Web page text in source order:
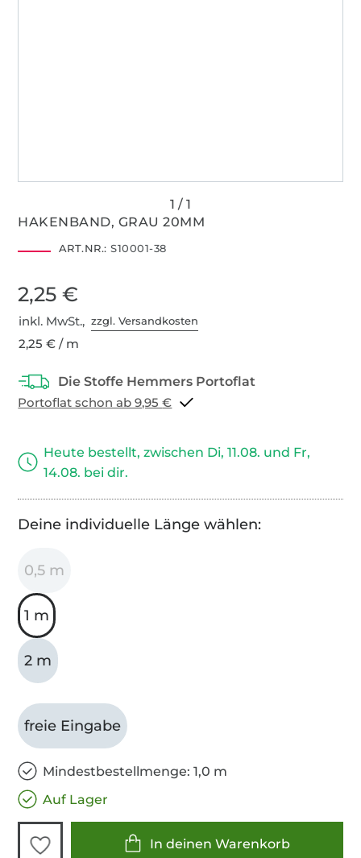
HAKENBAND, GRAU 20MM
ART.NR.: S10001-38
2,25 €
inkl. MwSt.,zzgl. Versandkosten
2,25 € / m
Portoflat schon ab 9,95 €
Heute bestellt, zwischen Di, 11.08. und Fr,
14.08. bei dir.
Deine individuelle Länge wählen:
0,5 m
1 m
2 m
freie Eingabe
Mindestbestellmenge: 1,0 m
Auf Lager
In deinen Warenkorb